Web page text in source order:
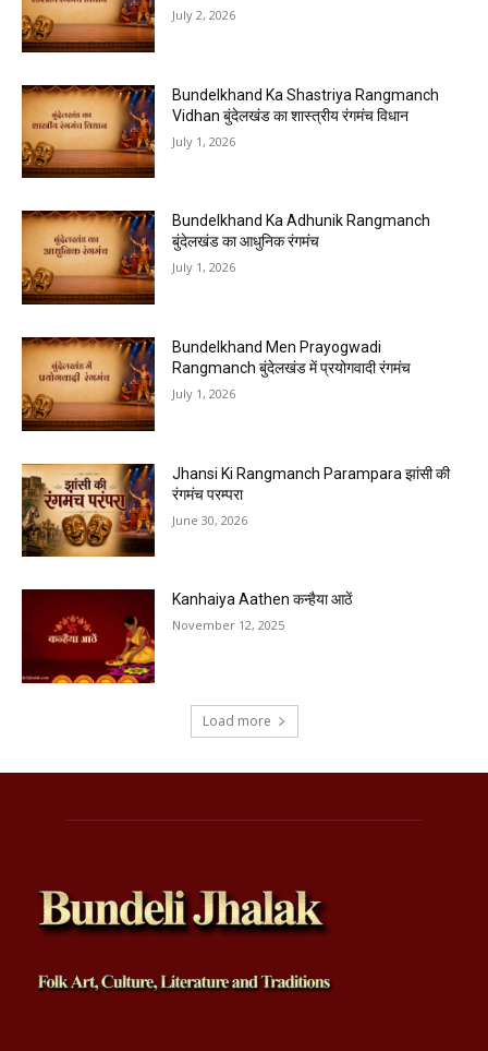
July 2, 2026
Bundelkhand Ka Shastriya Rangmanch
Vidhan बुंदेलखंड का शास्त्रीय रंगमंच विधान
July 1, 2026
Bundelkhand Ka Adhunik Rangmanch
बुंदेलखंड का आधुनिक रंगमंच
July 1, 2026
Bundelkhand Men Prayogwadi
Rangmanch बुंदेलखंड में प्रयोगवादी रंगमंच
July 1, 2026
Jhansi Ki Rangmanch Parampara झांसी की
रंगमंच परम्परा
June 30, 2026
Kanhaiya Aathen कन्हैया आठें
November 12, 2025
Load more